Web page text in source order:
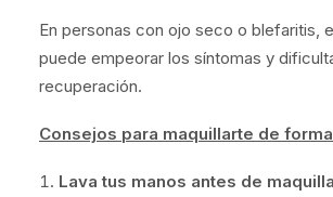
En personas con ojo seco o blefaritis,
puede empeorar los síntomas y
recuperación.
Consejos para maquillarte de
Lava tus manos antes de